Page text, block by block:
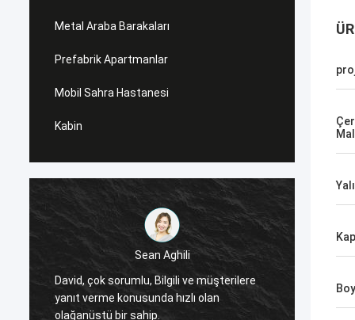
Metal Araba Barakaları
Prefabrik Apartmanlar
Mobil Sahra Hastanesi
Kabin
Sean Aghili
David, çok sorumlu, Bilgili ve müşterilere
yanıt verme konusunda hızlı olan
olağanüstü bir sahip.